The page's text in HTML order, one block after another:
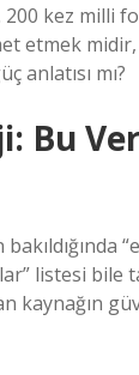
kez milli
etmek
anlatısı mı?
Bu
bakıldığında
listesi bile
kaynağın